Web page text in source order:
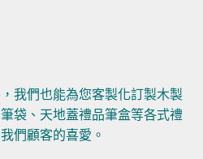
我們也能為您客製化訂製木製
袋、天地蓋禮品筆盒等各式禮
們顧客的喜愛。